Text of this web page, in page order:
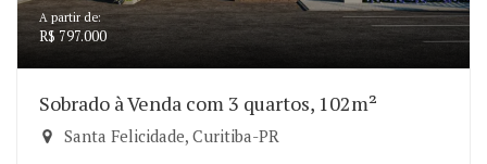
A partir de:
R$ 797.000
Sobrado à Venda com 3 quartos, 102m²
Santa Felicidade, Curitiba-PR